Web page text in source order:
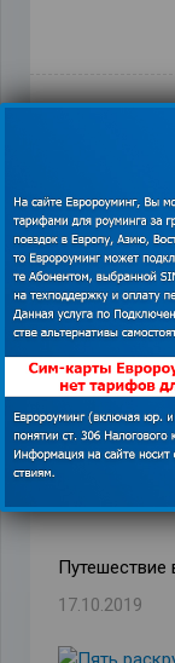
Похожие
Как
Путешествие
17.10.2019